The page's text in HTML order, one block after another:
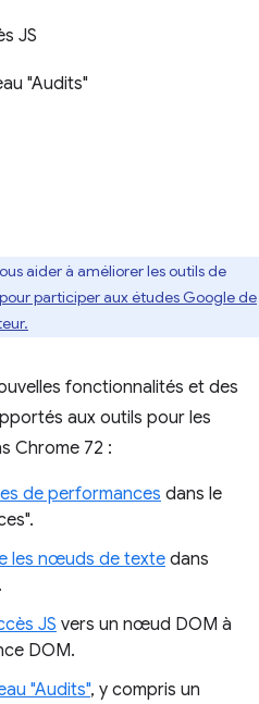
JS
"Audits"
aider à améliorer les outils de
participer aux études Google de
fonctionnalités et des
aux outils pour les
Chrome 72 :
de performances dans le
les nœuds de texte dans
JS vers un nœud DOM à
DOM.
"Audits", y compris un